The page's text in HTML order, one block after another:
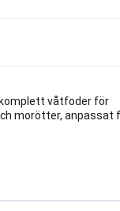
våtfoder för
morötter, anpassat